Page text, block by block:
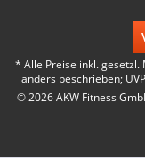
* Alle Preise inkl.
anders beschrieben;
© 2026 AKW Fitness